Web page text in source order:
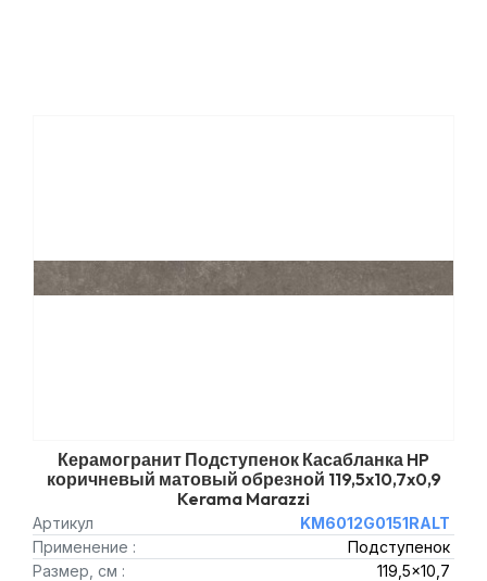
Керамогранит Подступенок Касабланка HP
коричневый матовый обрезной 119,5x10,7x0,9
Kerama Marazzi
Артикул
KM6012G0151RALT
Применение :
Подступенок
Размер, см :
119,5x10,7